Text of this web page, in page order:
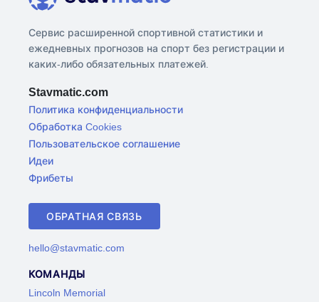
Сервис расширенной спортивной статистики и
ежедневных прогнозов на спорт без регистрации и
каких-либо обязательных платежей.
Stavmatic.com
Политика конфиденциальности
Обработка Cookies
Пользовательское соглашение
Идеи
Фрибеты
ОБРАТНАЯ СВЯЗЬ
hello@stavmatic.com
КОМАНДЫ
Lincoln Memorial